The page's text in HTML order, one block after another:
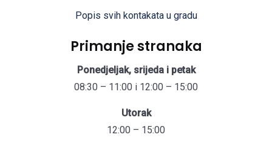
Popis svih kontakata u gradu
Primanje stranaka
Ponedjeljak, srijeda i petak
08:30 – 11:00 i 12:00 – 15:00
Utorak
12:00 – 15:00